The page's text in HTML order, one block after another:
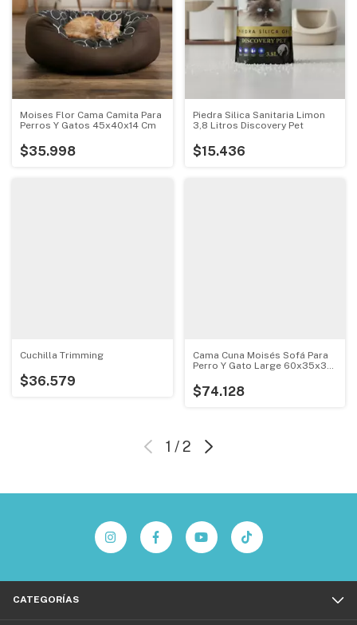
Moises Flor Cama Camita Para
Perros Y Gatos 45x40x14 Cm
$35.998
Piedra Silica Sanitaria Limon
3,8 Litros Discovery Pet
$15.436
Cuchilla Trimming
$36.579
Cama Cuna Moisés Sofá Para
Perro Y Gato Large 60x35x30
$74.128
1 /2
CATEGORÍAS